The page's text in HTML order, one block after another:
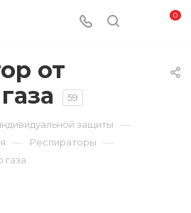
0
от
59
защиты —
— Респираторы —
газа